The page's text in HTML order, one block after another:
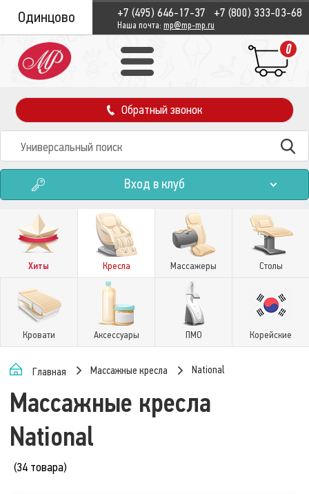
Одинцово +7 (495) 646-17-37 +7 (800) 333-03-68
Наша почта: mp@mp-mp.ru
0
Обратный звонок
Вход в клуб
Хиты Кресла Массажеры Столы
Кровати Аксессуары ПМО Корейские
Главная Массажные кресла National
Массажные кресла
National
(34 товара)